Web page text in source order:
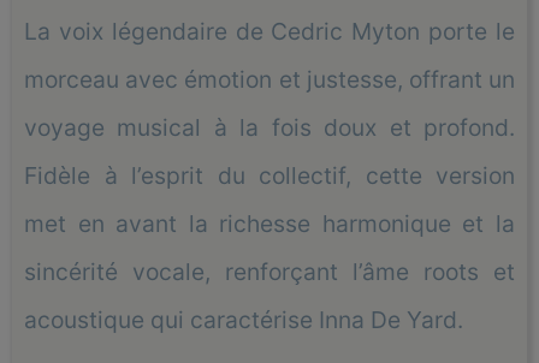
La voix légendaire de Cedric Myton porte le
morceau avec émotion et justesse, offrant un
voyage musical à la fois doux et profond.
Fidèle à l’esprit du collectif, cette version
met en avant la richesse harmonique et la
sincérité vocale, renforçant l’âme roots et
acoustique qui caractérise Inna De Yard.